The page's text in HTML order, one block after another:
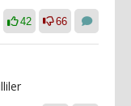
42 66